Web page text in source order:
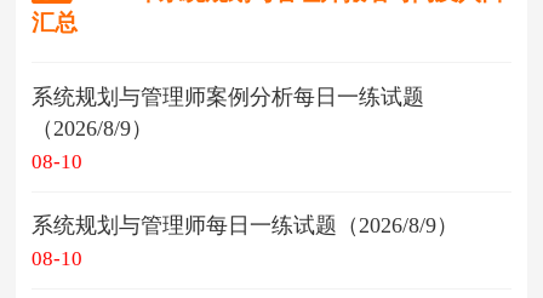
汇总
系统规划与管理师案例分析每日一练试题
（2026/8/9）
08-10
系统规划与管理师每日一练试题（2026/8/9）
08-10